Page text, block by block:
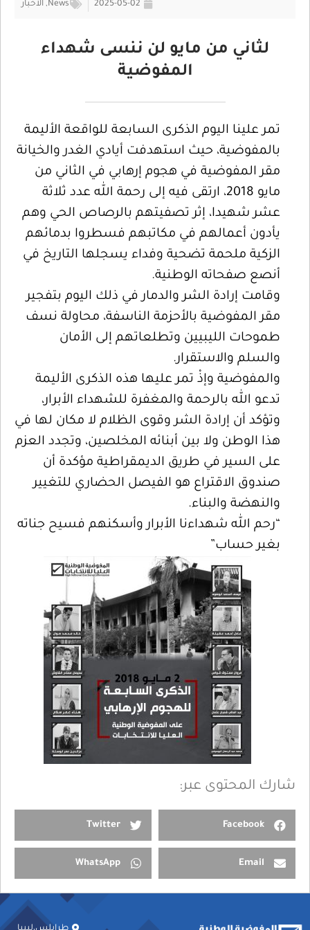
2025-05-02
News
, الأخبار
لثاني من مايو لن ننسى شهداء
المفوضية
تمر علينا اليوم الذكرى السابعة للواقعة الأليمة
بالمفوضية، حيث استهدفت أيادي الغدر والخيانة
مقر المفوضية في هجوم إرهابي في الثاني من
مايو 2018، ارتقى فيه إلى رحمة الله عدد ثلاثة
عشر شهيدا، إثر تصفيتهم بالرصاص الحي وهم
يأدون أعمالهم في مكاتبهم فسطروا بدمائهم
الزكية ملحمة تضحية وفداء يسجلها التاريخ في
أنصع صفحاته الوطنية.
وقامت إرادة الشر والدمار في ذلك اليوم بتفجير
مقر المفوضية بالأحزمة الناسفة، محاولة نسف
طموحات الليبيين وتطلعاتهم إلى الأمان
والسلم والاستقرار.
والمفوضية وإذْ تمر عليها هذه الذكرى الأليمة
تدعو الله بالرحمة والمغفرة للشهداء الأبرار،
وتؤكد أن إرادة الشر وقوى الظلام لا مكان لها في
هذا الوطن ولا بين أبنائه المخلصين، وتجدد العزم
على السير في طريق الديمقراطية مؤكدة أن
صندوق الاقتراع هو الفيصل الحضاري للتغيير
والنهضة والبناء.
“رحم الله شهداءنا الأبرار وأسكنهم فسيح جناته
بغير حساب”
شارك المحتوى عبر:
Facebook
Twitter
Email
WhatsApp